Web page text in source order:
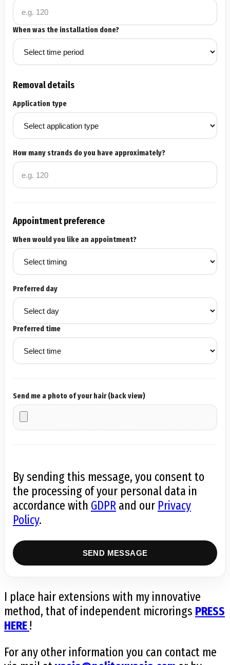
When was the installation done?
Removal details
Application type
How many strands do you have approximately?
Appointment preference
When would you like an appointment?
Preferred day
Preferred time
Send me a photo of your hair (back view)
By sending this message, you consent to
the processing of your personal data in
accordance with GDPR and our Privacy
Policy.
I place hair extensions with my innovative
method, that of independent microrings PRESS
HERE!
For any other information you can contact me